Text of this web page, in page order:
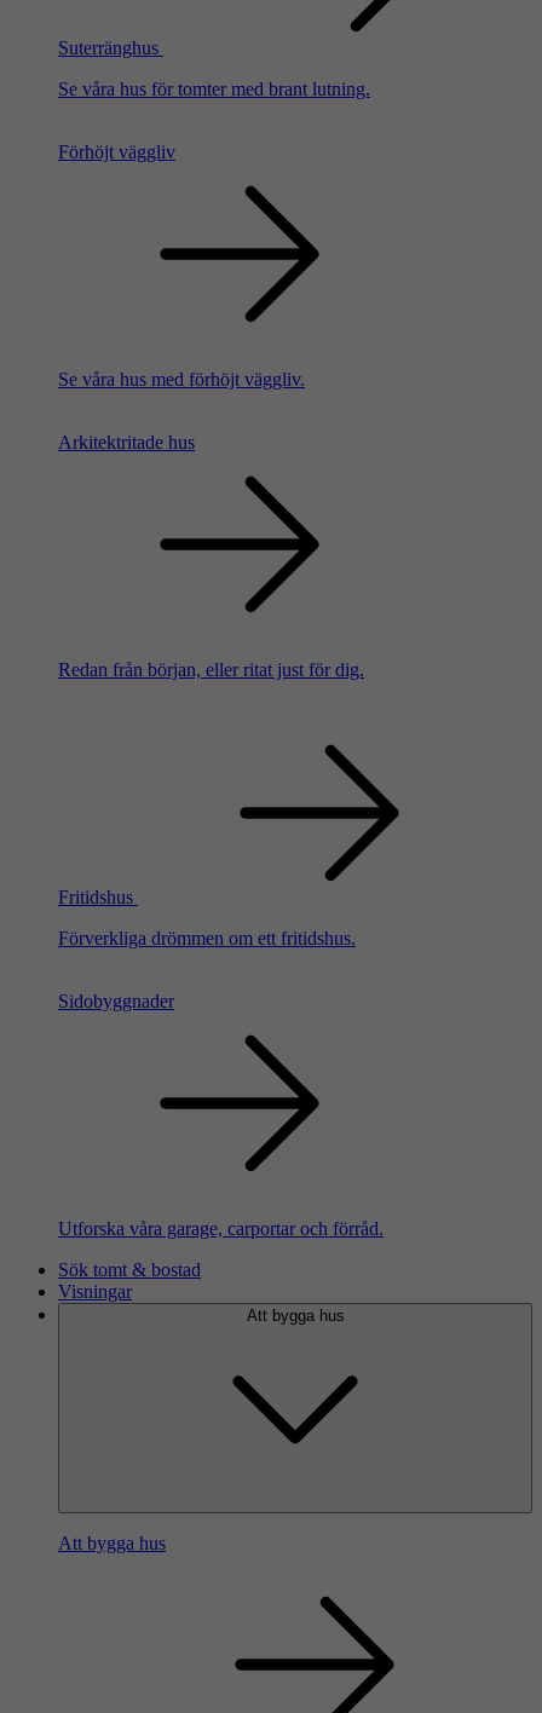
Suterränghus
Se våra hus för tomter med brant lutning.
Förhöjt väggliv
Se våra hus med förhöjt väggliv.
Arkitektritade hus
Redan från början, eller ritat just för dig.
Fritidshus
Förverkliga drömmen om ett fritidshus.
Sidobyggnader
Utforska våra garage, carportar och förråd.
Sök tomt & bostad
Visningar
Att bygga hus
Att bygga hus